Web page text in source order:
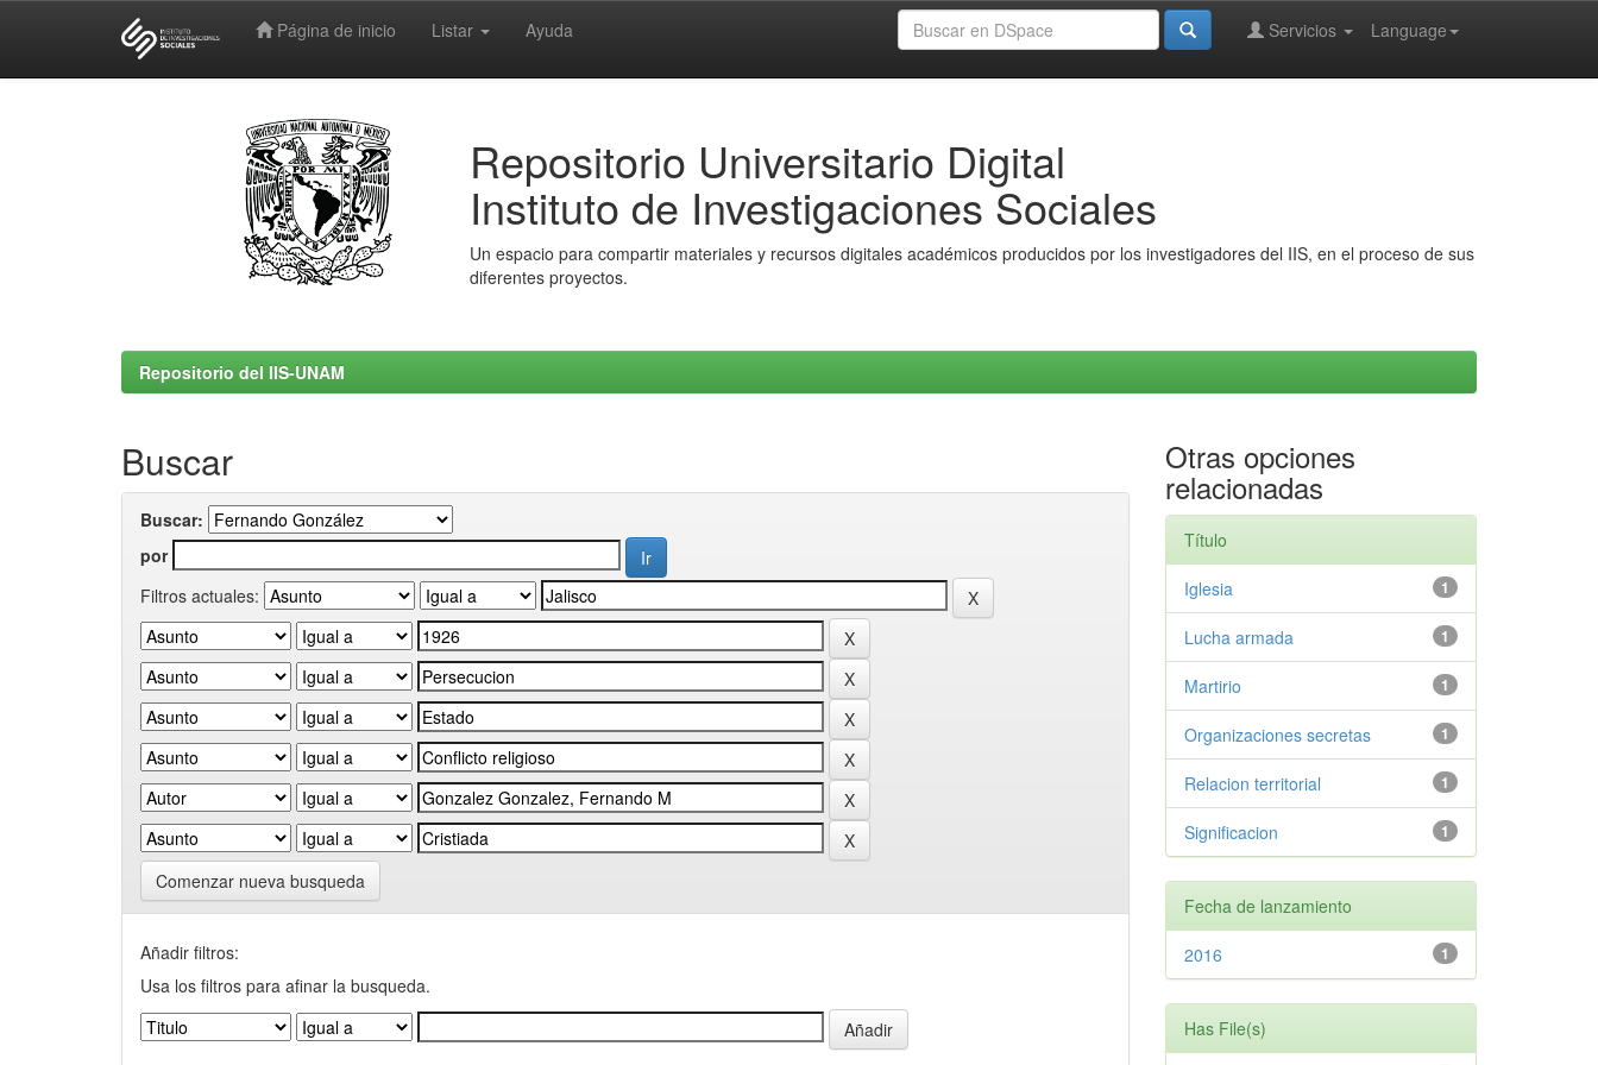
Página de inicio Listar Ayuda Language
Servicios
Repositorio Universitario Digital
Instituto de Investigaciones Sociales
Un espacio para compartir materiales y recursos digitales académicos producidos por los investigadores del IIS, en el proceso de sus
diferentes proyectos.
Repositorio del IIS-UNAM
Buscar
Buscar:
por
Filtros actuales:
Comenzar nueva busqueda
Añadir filtros:
Usa los filtros para afinar la busqueda.
Otras opciones
relacionadas
Título
1
Iglesia
1
Lucha armada
1
Martirio
1
Organizaciones secretas
1
Relacion territorial
1
Significacion
Fecha de lanzamiento
1
2016
Has File(s)